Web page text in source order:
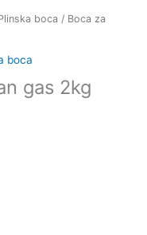
boca / Boca za
boca
gas 2kg